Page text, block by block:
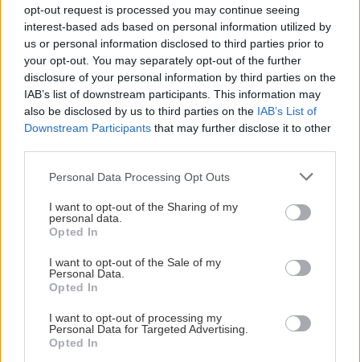
opt-out request is processed you may continue seeing
interest-based ads based on personal information utilized by
us or personal information disclosed to third parties prior to
your opt-out. You may separately opt-out of the further
disclosure of your personal information by third parties on the
IAB’s list of downstream participants. This information may
also be disclosed by us to third parties on the IAB’s List of
Downstream Participants that may further disclose it to other
Please note that this website/app uses one or more Google
not limited to your visit or usage behaviour. You may click to
grant or deny consent to Google and its third-party tags to
use your data for below specified purposes in below Google
consent section.
Personal Data Processing Opt Outs
I want to opt-out of the Sharing of my
personal data.
Opted In
I want to opt-out of the Sale of my
Personal Data.
Opted In
I want to opt-out of processing my
Personal Data for Targeted Advertising.
Opted In